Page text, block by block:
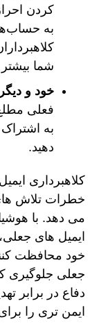
کردن
به
شما
خود و
فعلی
به
دهید.
خطرات تلاش
می دهد. با
ایمیل های
خود محافظت
جعلی جلوگیری
دفاع در برابر
ایمن تری را